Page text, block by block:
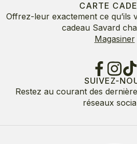
CARTE
Offrez-leur exactement ce qu’ils
cadeau Savard
Magasiner
SUIVEZ-
Restez au courant des
réseaux